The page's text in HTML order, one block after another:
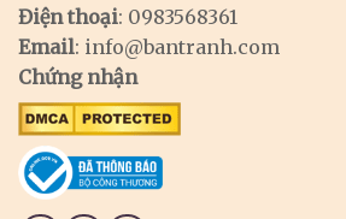
Điện thoại: 0983568361
Email: info@bantranh.com
Chứng nhận